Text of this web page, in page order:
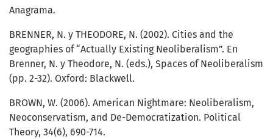
Anagrama.
BRENNER, N. y THEODORE, N. (2002). Cities and the
geographies of “Actually Existing Neoliberalism”. En
Brenner, N. y Theodore, N. (eds.), Spaces of Neoliberalism
(pp. 2-32). Oxford: Blackwell.
BROWN, W. (2006). American Nightmare: Neoliberalism,
Neoconservatism, and De-Democratization. Political
Theory, 34(6), 690-714.